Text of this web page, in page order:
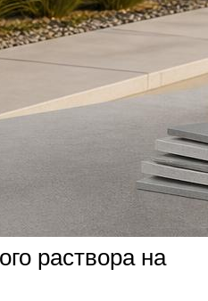
раствора на